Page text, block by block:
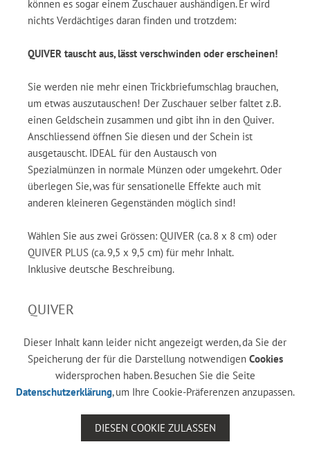
können es sogar einem Zuschauer aushändigen. Er wird
nichts Verdächtiges daran finden und trotzdem:
QUIVER tauscht aus, lässt verschwinden oder erscheinen!
Sie werden nie mehr einen Trickbriefumschlag brauchen,
um etwas auszutauschen! Der Zuschauer selber faltet z.B.
einen Geldschein zusammen und gibt ihn in den Quiver.
Anschliessend öffnen Sie diesen und der Schein ist
ausgetauscht. IDEAL für den Austausch von
Spezialmünzen in normale Münzen oder umgekehrt. Oder
überlegen Sie, was für sensationelle Effekte auch mit
anderen kleineren Gegenständen möglich sind!
Wählen Sie aus zwei Grössen: QUIVER (ca. 8 x 8 cm) oder
QUIVER PLUS (ca. 9,5 x 9,5 cm) für mehr Inhalt.
Inklusive deutsche Beschreibung.
QUIVER
Dieser Inhalt kann leider nicht angezeigt werden, da Sie der
Speicherung der für die Darstellung notwendigen Cookies
widersprochen haben. Besuchen Sie die Seite
Datenschutzerklärung, um Ihre Cookie-Präferenzen anzupassen.
DIESEN COOKIE ZULASSEN